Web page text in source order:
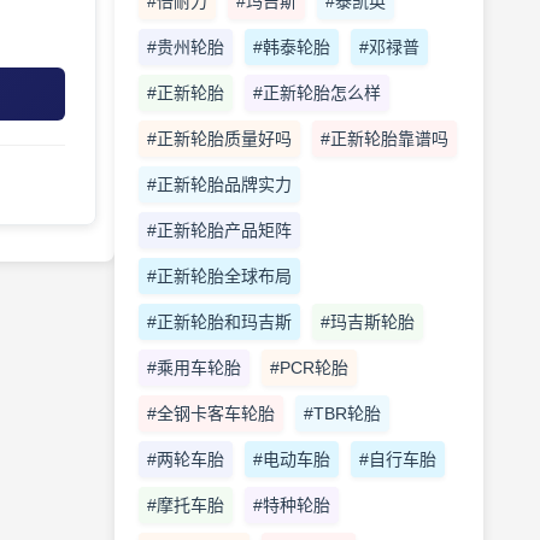
#贵州轮胎 #韩泰轮胎 #邓禄普
#正新轮胎 #正新轮胎怎么样
#正新轮胎质量好吗 #正新轮胎靠谱吗
#正新轮胎品牌实力
#正新轮胎产品矩阵
#正新轮胎全球布局
#正新轮胎和玛吉斯 #玛吉斯轮胎
#乘用车轮胎 #PCR轮胎
#全钢卡客车轮胎 #TBR轮胎
#两轮车胎 #电动车胎 #自行车胎
#摩托车胎 #特种轮胎